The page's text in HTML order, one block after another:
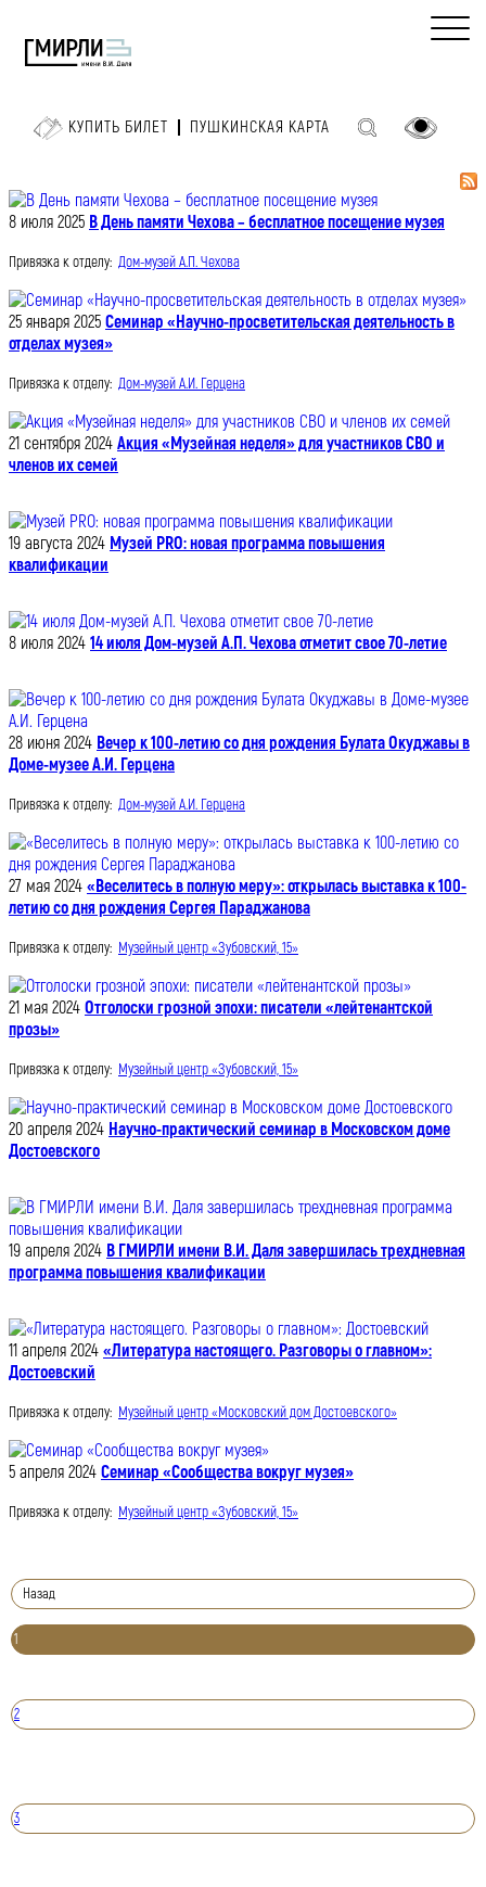
КУПИТЬ БИЛЕТ ПУШКИНСКАЯ КАРТА
8 июля 2025 В День памяти Чехова – бесплатное посещение музея
Привязка к отделу: Дом-музей А.П. Чехова
25 января 2025 Семинар «Научно-просветительская деятельность в
отделах музея»
Привязка к отделу: Дом-музей А.И. Герцена
21 сентября 2024 Акция «Музейная неделя» для участников СВО и
членов их семей
19 августа 2024 Музей PRO: новая программа повышения
квалификации
8 июля 2024 14 июля Дом-музей А.П. Чехова отметит свое 70-летие
28 июня 2024 Вечер к 100-летию со дня рождения Булата Окуджавы в
Доме-музее А.И. Герцена
Привязка к отделу: Дом-музей А.И. Герцена
27 мая 2024 «Веселитесь в полную меру»: открылась выставка к 100-
летию со дня рождения Сергея Параджанова
Привязка к отделу: Музейный центр «Зубовский, 15»
21 мая 2024 Отголоски грозной эпохи: писатели «лейтенантской
прозы»
Привязка к отделу: Музейный центр «Зубовский, 15»
20 апреля 2024 Научно-практический семинар в Московском доме
Достоевского
19 апреля 2024 В ГМИРЛИ имени В.И. Даля завершилась трехдневная
программа повышения квалификации
11 апреля 2024 «Литература настоящего. Разговоры о главном»:
Достоевский
Привязка к отделу: Музейный центр «Московский дом Достоевского»
5 апреля 2024 Семинар «Сообщества вокруг музея»
Привязка к отделу: Музейный центр «Зубовский, 15»
Назад
1
2
3